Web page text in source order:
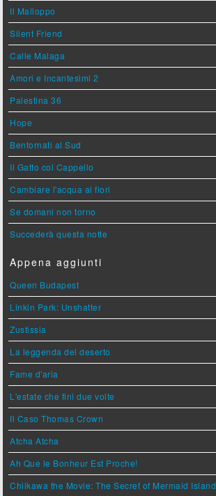
Il Malloppo
Silent Friend
Calle Malaga
Amori e Incantesimi 2
Palestina 36
Hope
Bentornati al Sud
Il Gatto col Cappello
Cambiare l'acqua ai fiori
Se domani non torno
Succederà questa notte
Appena aggiunti
Queen Budapest
Linkin Park: Unshatter
Zustissia
La leggenda del deserto
Fame d'aria
L'estate che finì due volte
Il Caso Thomas Crown
Atcha Atcha
Ah Que le Bonheur Est Proche!
Chiikawa the Movie: The Secret of Mermaid Island